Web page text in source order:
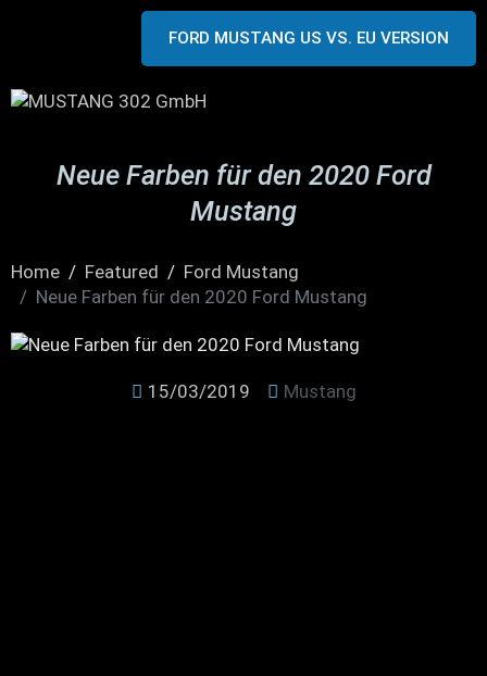
FORD MUSTANG US VS. EU VERSION
Neue Farben für den 2020 Ford
Mustang
Home Featured
Ford Mustang
Neue Farben für den 2020 Ford Mustang
15/03/2019 Mustang